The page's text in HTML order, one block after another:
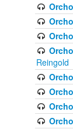
Reingold